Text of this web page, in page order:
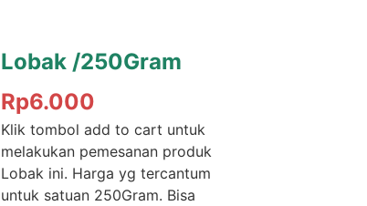
Lobak /250Gram
Rp6.000
Klik tombol add to cart untuk
melakukan pemesanan produk
Lobak ini. Harga yg tercantum
untuk satuan 250Gram. Bisa